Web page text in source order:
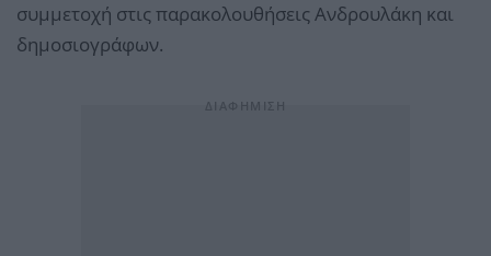
συμμετοχή στις παρακολουθήσεις Ανδρουλάκη και
δημοσιογράφων.